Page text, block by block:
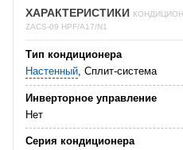
ХАРАКТЕРИСТИКИ
ZACS-09 HPF/A17/N1
Тип кондиционера
Настенный, Сплит-система
Инверторное управление
Нет
Серия кондиционера